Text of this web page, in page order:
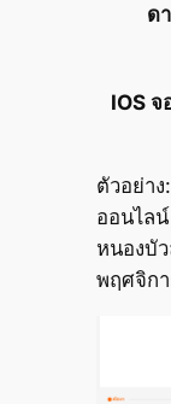
ด
IOS จ
ตัวอย่า
ออนไล
หนองบั
พฤศจิก